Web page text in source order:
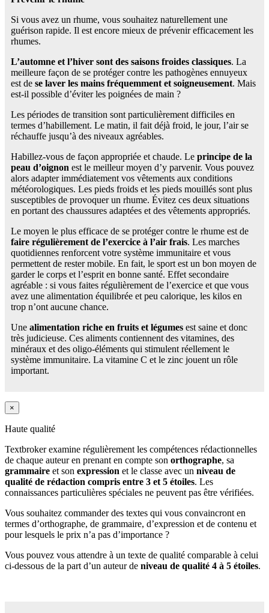
Si vous avez un rhume, vous souhaitez naturellement une
guérison rapide. Il est encore mieux de prévenir efficacement les
rhumes.
L’automne et l’hiver sont des saisons froides classiques. La
meilleure façon de se protéger contre les pathogènes ennuyeux
est de se laver les mains fréquemment et soigneusement. Mais
est-il possible d’éviter les poignées de main ?
Les périodes de transition sont particulièrement difficiles en
termes d’habillement. Le matin, il fait déjà froid, le jour, l’air se
réchauffe jusqu’à des niveaux agréables.
Habillez-vous de façon appropriée et chaude. Le principe de la
peau d’oignon est le meilleur moyen d’y parvenir. Vous pouvez
alors adapter immédiatement vos vêtements aux conditions
météorologiques. Les pieds froids et les pieds mouillés sont plus
susceptibles de provoquer un rhume. Évitez ces deux situations
en portant des chaussures adaptées et des vêtements appropriés.
Le moyen le plus efficace de se protéger contre le rhume est de
faire régulièrement de l’exercice à l’air frais. Les marches
quotidiennes renforcent votre système immunitaire et vous
permettent de rester mobile. En fait, le sport est un bon moyen de
garder le corps et l’esprit en bonne santé. Effet secondaire
agréable : si vous faites régulièrement de l’exercice et que vous
avez une alimentation équilibrée et peu calorique, les kilos en
trop n’ont aucune chance.
Une alimentation riche en fruits et légumes est saine et donc
très judicieuse. Ces aliments contiennent des vitamines, des
minéraux et des oligo-éléments qui stimulent réellement le
système immunitaire. La vitamine C et le zinc jouent un rôle
important.
×
Haute qualité
Textbroker examine régulièrement les compétences rédactionnelles
de chaque auteur en prenant en compte son orthographe, sa
grammaire et son expression et le classe avec un niveau de
qualité de rédaction compris entre 3 et 5 étoiles. Les
connaissances particulières spéciales ne peuvent pas être vérifiées.
Vous souhaitez commander des textes qui vous convaincront en
termes d’orthographe, de grammaire, d’expression et de contenu et
pour lesquels le prix n’a pas d’importance ?
Vous pouvez vous attendre à un texte de qualité comparable à celui
ci-dessous de la part d’un auteur de niveau de qualité 4 à 5 étoiles.